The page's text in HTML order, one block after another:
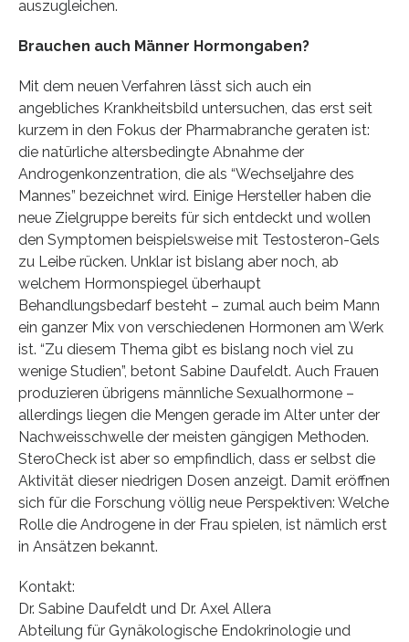
auszugleichen.
Brauchen auch Männer Hormongaben?
Mit dem neuen Verfahren lässt sich auch ein
angebliches Krankheitsbild untersuchen, das erst seit
kurzem in den Fokus der Pharmabranche geraten ist:
die natürliche altersbedingte Abnahme der
Androgenkonzentration, die als “Wechseljahre des
Mannes” bezeichnet wird. Einige Hersteller haben die
neue Zielgruppe bereits für sich entdeckt und wollen
den Symptomen beispielsweise mit Testosteron-Gels
zu Leibe rücken. Unklar ist bislang aber noch, ab
welchem Hormonspiegel überhaupt
Behandlungsbedarf besteht – zumal auch beim Mann
ein ganzer Mix von verschiedenen Hormonen am Werk
ist. “Zu diesem Thema gibt es bislang noch viel zu
wenige Studien”, betont Sabine Daufeldt. Auch Frauen
produzieren übrigens männliche Sexualhormone –
allerdings liegen die Mengen gerade im Alter unter der
Nachweisschwelle der meisten gängigen Methoden.
SteroCheck ist aber so empfindlich, dass er selbst die
Aktivität dieser niedrigen Dosen anzeigt. Damit eröffnen
sich für die Forschung völlig neue Perspektiven: Welche
Rolle die Androgene in der Frau spielen, ist nämlich erst
in Ansätzen bekannt.
Kontakt:
Dr. Sabine Daufeldt und Dr. Axel Allera
Abteilung für Gynäkologische Endokrinologie und